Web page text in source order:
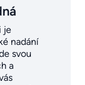
je
nadání
svou
a